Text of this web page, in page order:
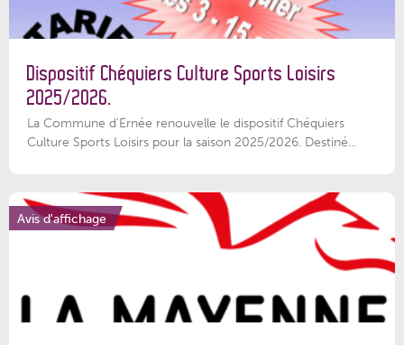
Dispositif Chéquiers Culture Sports Loisirs
2025/2026.
La Commune d'Ernée renouvelle le dispositif Chéquiers
Culture Sports Loisirs pour la saison 2025/2026. Destiné...
Avis d'affichage